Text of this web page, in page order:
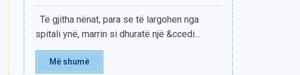
Të gjitha nënat, para se të largohen nga
spitali ynë, marrin si dhuratë një &ccedi...
Më shumë